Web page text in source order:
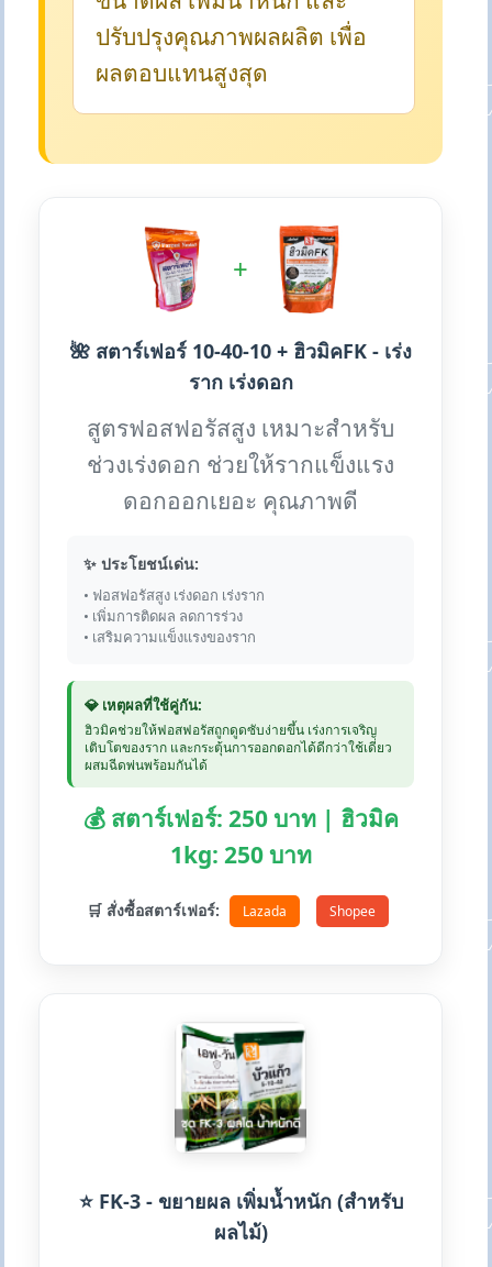
ปรับปรุงคุณภาพผลผลิต เพื่อ
ผลตอบแทนสูงสุด
+
🌺 สตาร์เฟอร์ 10-40-10 + ฮิวมิคFK - เร่ง
ราก เร่งดอก
สูตรฟอสฟอรัสสูง เหมาะสำหรับ
ช่วงเร่งดอก ช่วยให้รากแข็งแรง
ดอกออกเยอะ คุณภาพดี
✨ ประโยชน์เด่น:
• ฟอสฟอรัสสูง เร่งดอก เร่งราก
• เพิ่มการติดผล ลดการร่วง
• เสริมความแข็งแรงของราก
💎 เหตุผลที่ใช้คู่กัน:
ฮิวมิคช่วยให้ฟอสฟอรัสถูกดูดซับง่ายขึ้น เร่งการเจริญ
เติบโตของราก และกระตุ้นการออกดอกได้ดีกว่าใช้เดี่ยว
ผสมฉีดพ่นพร้อมกันได้
💰 สตาร์เฟอร์: 250 บาท | ฮิวมิค
1kg: 250 บาท
🛒 สั่งซื้อสตาร์เฟอร์: Lazada Shopee
⭐ FK-3 - ขยายผล เพิ่มน้ำหนัก (สำหรับ
ผลไม้)